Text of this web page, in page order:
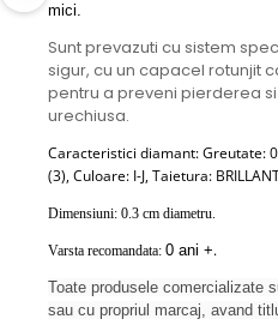
mici.
Sunt prevazuti cu sistem
sigur, cu un capacel rotunjit
pentru a preveni pierderea
urechiusa.
Caracteristici diamant:Greutate:
(3),Culoare: I-J,Taietura:
Dimensiuni: 0.3 cm diametru.
Varsta recomandata: 0 ani +.
Toate produsele comercializate
sau cu propriul marcaj, avand